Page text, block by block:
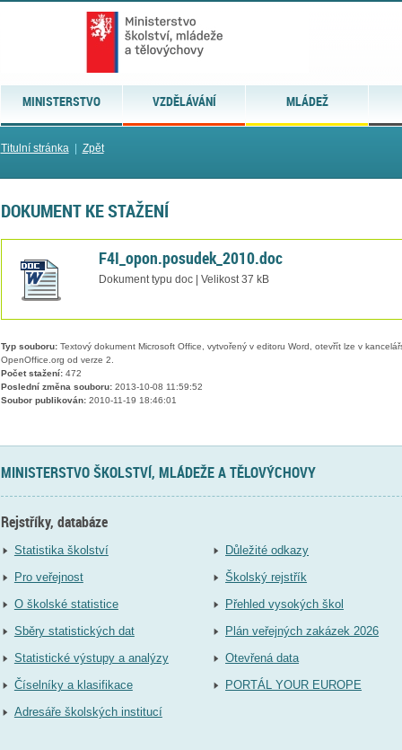
MINISTERSTVO VZDĚLÁVÁNÍ MLÁDEŽ
Titulní stránka| Zpět
DOKUMENT KE STAŽENÍ
F4I_opon.posudek_2010.doc
Dokument typu doc | Velikost 37 kB
Typ souboru:Textový dokument Microsoft Office, vytvořený v editoru Word, otevřít lze v
OpenOffice.org od verze 2.
Počet stažení:472
Poslední změna souboru:2013-10-08 11:59:52
Soubor publikován:2010-11-19 18:46:01
MINISTERSTVO ŠKOLSTVÍ, MLÁDEŽE A TĚLOVÝCHOVY
Rejstříky, databáze
Statistika školství
Pro veřejnost
O školské statistice
Sběry statistických dat
Statistické výstupy a analýzy
Číselníky a klasifikace
Adresáře školských institucí
Důležité odkazy
Školský rejstřík
Přehled vysokých škol
Plán veřejných zakázek 2026
Otevřená data
PORTÁL YOUR EUROPE